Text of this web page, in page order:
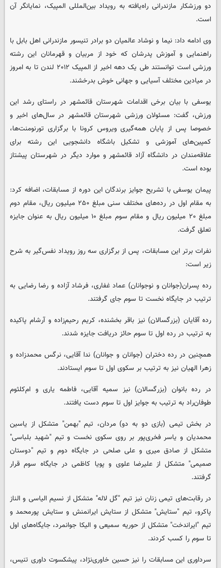
دو ورزشکار مازندرانی راه‌یافته به رویداد بین‌المللی المپیک، نمایانگر آن
است.
وی ادامه داد: نیما و نوشاد عالمیان دو برادر تنیسور مازندرانی اهل بابل با
راهنمایی و آموزش پدرشان که خود از مربیان و قهرمانان این رشته
ورزشی است توانستند طی یک دهه اخیر از المپیک ۲۰۱۲ لندن تا به امروز
در میادین مختلف آسیایی و جهانی خوش بدرخشند.
یوسفی با بیان برخی اقدامات شهرستان قائمشهر در راستای رشد این
ورزش، گفت: مسئولان ورزشی شهرستان قائمشهر در سال‌های اخیر و
خصوصا پس از پایان همه‌گیری ویروس کرونا با برگزاری تورنومنت‌ها،
کمپین‌های آموزشی و تشکیل باشگاه دانشجویی این رشته برای
علاقه‌مندان در دانشگاه آزاد قائمشهر و موارد دیگر در شهرستان پیشتاز
بوده است.
پیمان یوسفی با تشریح جوایز برندگان این دوره از مسابقات، اضافه کرد:
به مقام اول در رده‌های مختلف سنی مبلغ ۲۵۰ میلیون ریال، مقام دوم
مبلغ ۲۰ میلیون ریال و مقام سوم مبلغ ۱۰ میلیون ریال به عنوان جایزه
تعلق گرفت.
نفرات برتر این مسابقات، پس از برگزاری سه روز رویداد نفس‌گیر به شرح
زیر است:
رده پسران(جوانان و نوجوانان) عماد غفاری، فرشاد آزاده و رضا رضایی به
ترتیب در جایگاه نخست تا سوم جای گرفتند.
رده آقایان (بزرگسالان) نیز باقر بخشنده، کریم رحیم‌زاده و آرشام پاکیده
به ترتیب در رده اول تا سوم حائز دریافت جایزه شدند.
همچنین در رده دختران (جوانان و جوانان) ندا آقایی، نرگس محمدزاده و
زهرا الهیان نیز به ترتیب بر سکوی اول تا سوم ایستادند.
در رده بانوان (بزرگسالان) نیز سمیه آقایی، فاطمه یاری و ام‌کلثوم
طوفان‌راد به ترتیب به جوایز اول تا سوم دست یافتند.
در بخش تیمی (بازی دو به دو) مردان، تیم‌ "بهمن" متشکل از یاسین
محمدیان و یاسر فخری‌پور بر روی سکوی نخست و تیم "شهید بلباسی"
متشکل از صادق میری و علی صلحی در جایگاه دوم و تیم "دوستان
صمیمی" متشکل از علیرضا علوی و پویا کاظمی در جایگاه سوم قرار
گرفتند.
در رقابت‌های تیمی زنان نیز تیم "گل لاله" متشکل از نسیم الیاسی و الناز
پاکرو، تیم "ستایش" متشکل از ستایش ایرانمنش و ستایش پورمحمد و
تیم "ایراندخت" متشکل از حوریه سمیعی و الیکا جوانمرد، جایگاه‌های اول
تا سوم را کسب کردند.
سرداوری این مسابقات را نیز حسین خاوری‌نژاد، پیشکسوت داوری تنیس،